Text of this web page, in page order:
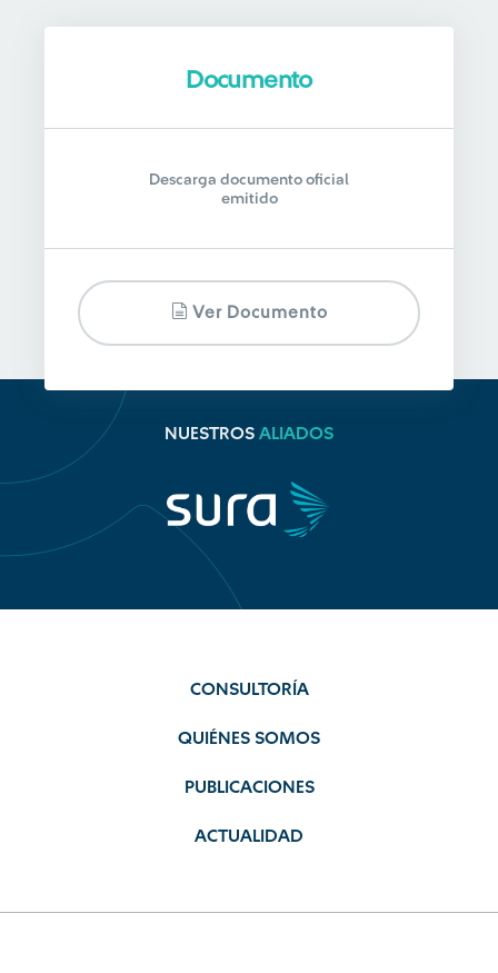
Documento
Descarga documento oficial
emitido
Ver Documento
NUESTROS ALIADOS
CONSULTORÍA
QUIÉNES SOMOS
PUBLICACIONES
ACTUALIDAD